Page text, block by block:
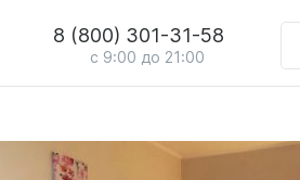
8 (800) 301-31-58
с 9:00 до 21:00